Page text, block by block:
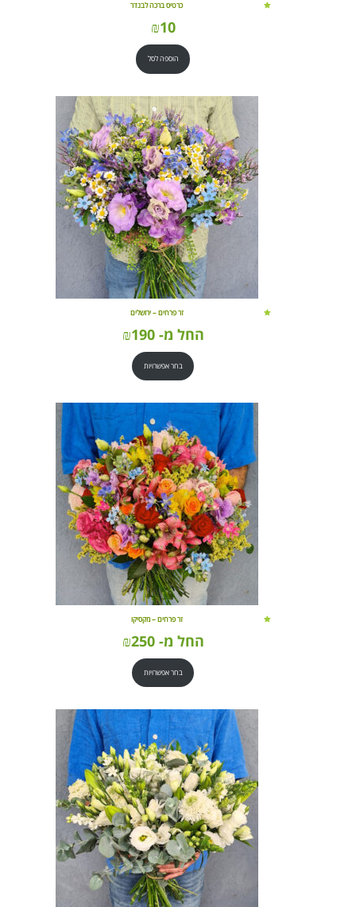
כרטיס ברכה לבנדר
₪10
הוספה לסל
זר פרחים – ירושלים
החל מ- ₪190
בחר אפשרויות
זר פרחים – מקסיקו
החל מ- ₪250
בחר אפשרויות